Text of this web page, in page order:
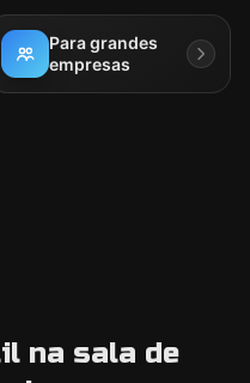
Para grandes
empresas
na sala de